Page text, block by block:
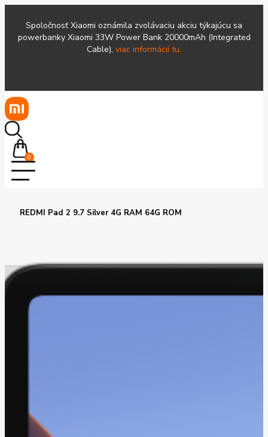
Spoločnosť Xiaomi oznámila zvolávaciu akciu týkajúcu sa
powerbanky Xiaomi 33W Power Bank 20000mAh (Integrated
Cable), viac informácií tu.
0
REDMI Pad 2 9.7 Silver 4G RAM 64G ROM